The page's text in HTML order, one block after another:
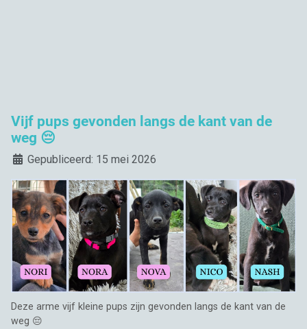
Vijf pups gevonden langs de kant van de
weg 😔
DetailsGepubliceerd: 15 mei 2026
Deze arme vijf kleine pups zijn gevonden langs de kant van de
weg 😔